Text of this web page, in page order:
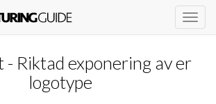
- Riktad exponering av er
logotype